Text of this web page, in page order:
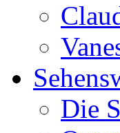
Die